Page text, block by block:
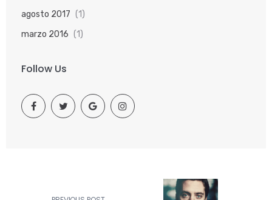
agosto 2017 (1)
marzo 2016 (1)
Follow Us